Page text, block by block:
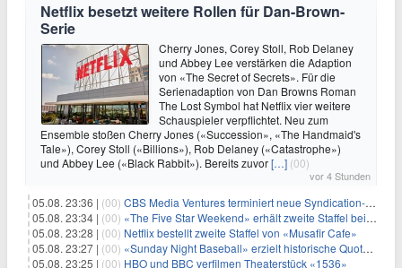
Netflix besetzt weitere Rollen für Dan-Brown-
Serie
Cherry Jones, Corey Stoll, Rob Delaney
und Abbey Lee verstärken die Adaption
von «The Secret of Secrets». Für die
Serienadaption von Dan Browns Roman
The Lost Symbol hat Netflix vier weitere
Schauspieler verpflichtet. Neu zum
Ensemble stoßen Cherry Jones («Succession», «The Handmaid's
Tale»), Corey Stoll («Billions»), Rob Delaney («Catastrophe»)
und Abbey Lee («Black Rabbit»). Bereits zuvor[…] (00)
vor 4 Stunden
05.08. 23:36 | (00) CBS Media Ventures terminiert neue Syndication-Formate
05.08. 23:34 | (00) «The Five Star Weekend» erhält zweite Staffel bei Peacock
05.08. 23:28 | (00) Netflix bestellt zweite Staffel von «Musafir Cafe»
05.08. 23:27 | (00) «Sunday Night Baseball» erzielt historische Quotenserie für NBC
05.08. 23:25 | (00) HBO und BBC verfilmen Theaterstück «1536»